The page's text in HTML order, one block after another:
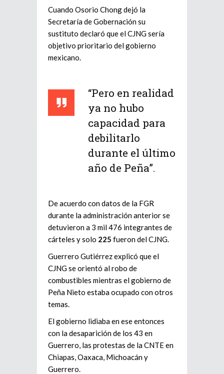
Cuando Osorio Chong dejó la
Secretaría de Gobernación su
sustituto declaró que el CJNG sería
objetivo prioritario del gobierno
mexicano.
“Pero en realidad
ya no hubo
capacidad para
debilitarlo
durante el último
año de Peña”.
De acuerdo con datos de la FGR
durante la administración anterior se
detuvieron a 3 mil 476 integrantes de
cárteles y solo 225 fueron del CJNG.
Guerrero Gutiérrez explicó que el
CJNG se orientó al robo de
combustibles mientras el gobierno de
Peña Nieto estaba ocupado con otros
temas.
El gobierno lidiaba en ese entonces
con la desaparición de los 43 en
Guerrero, las protestas de la CNTE en
Chiapas, Oaxaca, Michoacán y
Guerrero.